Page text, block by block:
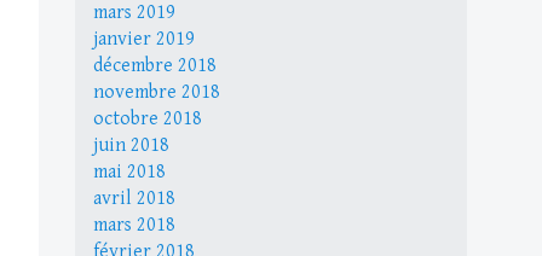
mars 2019
janvier 2019
décembre 2018
novembre 2018
octobre 2018
juin 2018
mai 2018
avril 2018
mars 2018